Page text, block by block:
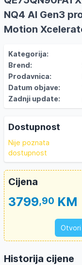
NQ4 AI Gen3
Motion
Kategorija:
Brend:
Prodavnica:
Datum objave:
Zadnji update:
Dostupnost
Nije poznata
dostupnost
Cijena
3799,90 KM
Otvori
Historija cijene